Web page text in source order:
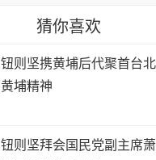
猜你喜欢
钮则坚携黄埔后代聚首台
黄埔精神
钮则坚拜会国民党副主席